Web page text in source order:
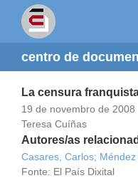
centro de
La censura
19 de novembro de 2008
Teresa Cuíñas
Autores/as
Casares, Carlos;
Fonte: El País Dixital